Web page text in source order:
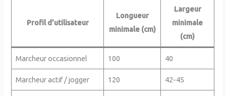
Profil d’utilisateur
Longueur
minimale (cm)
Largeur
minimale
(cm)
Marcheur occasionnel 100 40
Marcheur actif / jogger 120 42-45